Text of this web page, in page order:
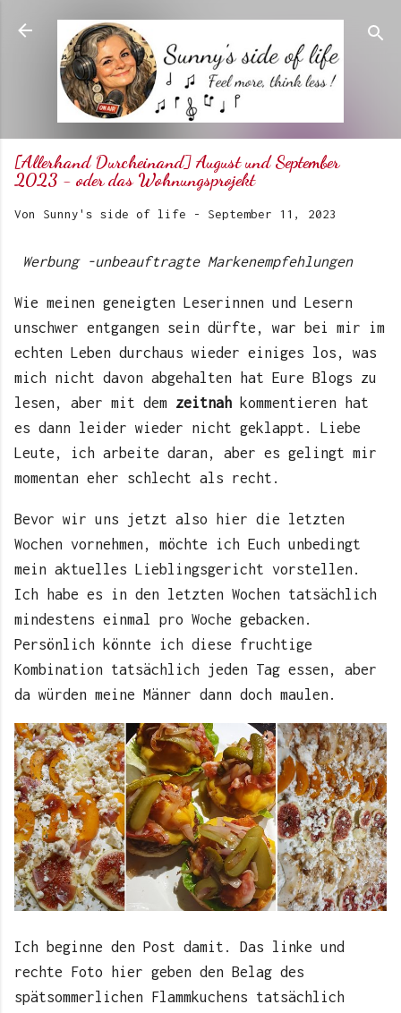
Direkt zum Hauptbereich
[Allerhand Durcheinand] August und September
2023 - oder das Wohnungsprojekt
Von Sunny's side of life - September 11, 2023
Werbung -unbeauftragte Markenempfehlungen
Wie meinen geneigten Leserinnen und Lesern
unschwer entgangen sein dürfte, war bei mir im
echten Leben durchaus wieder einiges los, was
mich nicht davon abgehalten hat Eure Blogs zu
lesen, aber mit dem zeitnah
kommentieren hat
es dann leider wieder nicht geklappt. Liebe
Leute, ich arbeite daran, aber es gelingt mir
momentan eher schlecht als recht.
Bevor wir uns jetzt also hier die letzten
Wochen vornehmen, möchte ich Euch unbedingt
mein aktuelles Lieblingsgericht vorstellen.
Ich habe es in den letzten Wochen tatsächlich
mindestens einmal pro Woche gebacken.
Persönlich könnte ich diese fruchtige
Kombination tatsächlich jeden Tag essen, aber
da würden meine Männer dann doch maulen.
Ich beginne den Post damit. Das linke und
rechte Foto hier geben den Belag des
spätsommerlichen Flammkuchens tatsächlich